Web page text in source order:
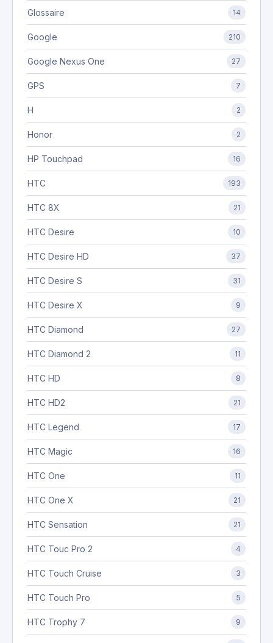
Glossaire 14
Google 210
Google Nexus One 27
GPS 7
H 2
Honor 2
HP Touchpad 16
HTC 193
HTC 8X 21
HTC Desire 10
HTC Desire HD 37
HTC Desire S 31
HTC Desire X 9
HTC Diamond 27
HTC Diamond 2 11
HTC HD 8
HTC HD2 21
HTC Legend 17
HTC Magic 16
HTC One 11
HTC One X 21
HTC Sensation 21
HTC Touc Pro 2 4
HTC Touch Cruise 3
HTC Touch Pro 5
HTC Trophy 7 9